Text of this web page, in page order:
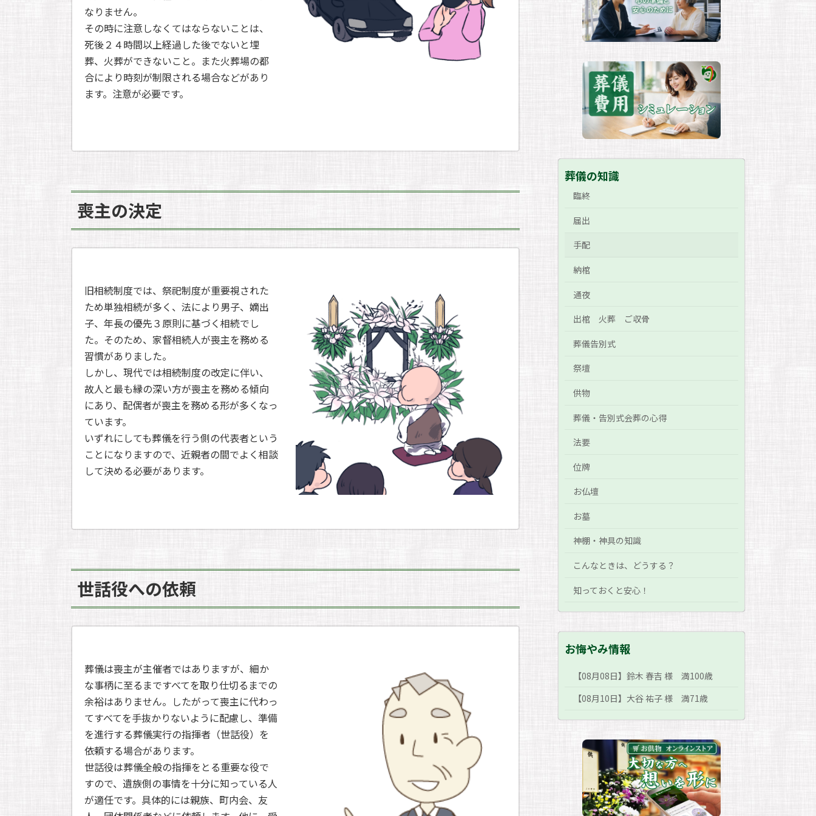
なりません。
その時に注意しなくてはならないことは、
死後２４時間以上経過した後でないと埋
葬、火葬ができないこと。また火葬場の都
合により時刻が制限される場合などがあり
ます。注意が必要です。
喪主の決定
旧相続制度では、祭祀制度が重要視された
ため単独相続が多く、法により男子、嫡出
子、年長の優先３原則に基づく相続でし
た。そのため、家督相続人が喪主を務める
習慣がありました。
しかし、現代では相続制度の改定に伴い、
故人と最も縁の深い方が喪主を務める傾向
にあり、配偶者が喪主を務める形が多くなっ
ています。
いずれにしても葬儀を行う側の代表者という
ことになりますので、近親者の間でよく相談
して決める必要があります。
世話役への依頼
葬儀は喪主が主催者ではありますが、細か
な事柄に至るまですべてを取り仕切るまでの
余裕はありません。したがって喪主に代わっ
てすべてを手抜かりないように配慮し、準備
を進行する葬儀実行の指揮者（世話役）を
依頼する場合があります。
世話役は葬儀全般の指揮をとる重要な役で
すので、遺族側の事情を十分に知っている人
が適任です。具体的には親族、町内会、友
葬儀の知識
臨終
届出
手配
納棺
通夜
出棺 火葬 ご収骨
葬儀告別式
祭壇
供物
葬儀・告別式会葬の心得
法要
位牌
お仏壇
お墓
神棚・神具の知識
こんなときは、どうする？
知っておくと安心！
お悔やみ情報
【08月08日】鈴木 春吉 様 満100歳
【08月10日】大谷 祐子 様 満71歳